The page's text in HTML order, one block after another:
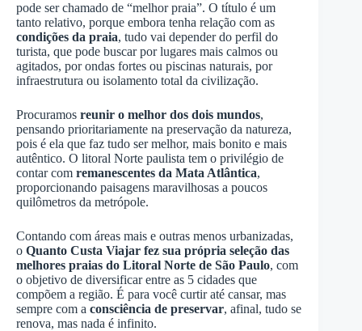
pode ser chamado de “melhor praia”. O título é um
tanto relativo, porque embora tenha relação com as
condições da praia, tudo vai depender do perfil do
turista, que pode buscar por lugares mais calmos ou
agitados, por ondas fortes ou piscinas naturais, por
infraestrutura ou isolamento total da civilização.
Procuramos reunir o melhor dos dois mundos,
pensando prioritariamente na preservação da natureza,
pois é ela que faz tudo ser melhor, mais bonito e mais
autêntico. O litoral Norte paulista tem o privilégio de
contar com remanescentes da Mata Atlântica,
proporcionando paisagens maravilhosas a poucos
quilômetros da metrópole.
Contando com áreas mais e outras menos urbanizadas,
o Quanto Custa Viajar fez sua própria seleção das
melhores praias do Litoral Norte de São Paulo, com
o objetivo de diversificar entre as 5 cidades que
compõem a região. É para você curtir até cansar, mas
sempre com a consciência de preservar, afinal, tudo se
renova, mas nada é infinito.